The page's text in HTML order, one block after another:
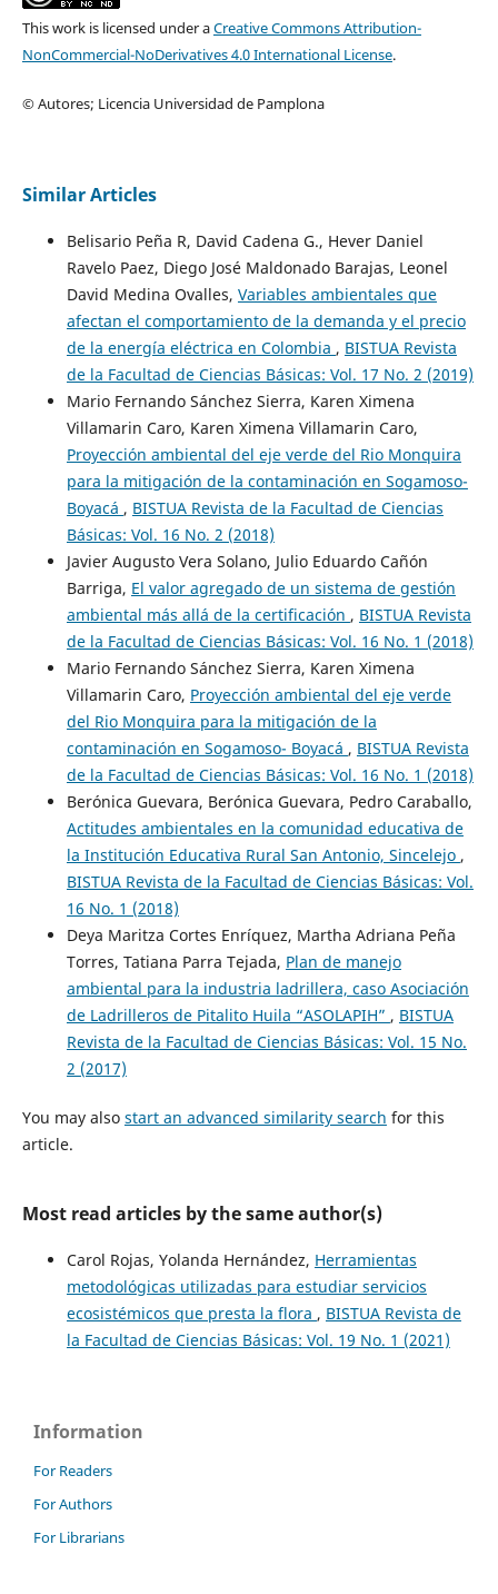
This work is licensed under aCreative Commons Attribution-
NonCommercial-NoDerivatives 4.0 International License.
© Autores; Licencia Universidad de Pamplona
Similar Articles
Belisario Peña R, David Cadena G., Hever Daniel
Ravelo Paez, Diego José Maldonado Barajas, Leonel
David Medina Ovalles, Variables ambientales que
afectan el comportamiento de la demanda y el precio
de la energía eléctrica en Colombia , BISTUA Revista
de la Facultad de Ciencias Básicas: Vol. 17 No. 2 (2019)
Mario Fernando Sánchez Sierra, Karen Ximena
Villamarin Caro, Karen Ximena Villamarin Caro,
Proyección ambiental del eje verde del Rio Monquira
para la mitigación de la contaminación en Sogamoso-
Boyacá , BISTUA Revista de la Facultad de Ciencias
Básicas: Vol. 16 No. 2 (2018)
Javier Augusto Vera Solano, Julio Eduardo Cañón
Barriga, El valor agregado de un sistema de gestión
ambiental más allá de la certificación , BISTUA Revista
de la Facultad de Ciencias Básicas: Vol. 16 No. 1 (2018)
Mario Fernando Sánchez Sierra, Karen Ximena
Villamarin Caro, Proyección ambiental del eje verde
del Rio Monquira para la mitigación de la
contaminación en Sogamoso- Boyacá , BISTUA Revista
de la Facultad de Ciencias Básicas: Vol. 16 No. 1 (2018)
Berónica Guevara, Berónica Guevara, Pedro Caraballo,
Actitudes ambientales en la comunidad educativa de
la Institución Educativa Rural San Antonio, Sincelejo ,
BISTUA Revista de la Facultad de Ciencias Básicas: Vol.
16 No. 1 (2018)
Deya Maritza Cortes Enríquez, Martha Adriana Peña
Torres, Tatiana Parra Tejada, Plan de manejo
ambiental para la industria ladrillera, caso Asociación
de Ladrilleros de Pitalito Huila “ASOLAPIH” , BISTUA
Revista de la Facultad de Ciencias Básicas: Vol. 15 No.
2 (2017)
You may also start an advanced similarity search for this
article.
Most read articles by the same author(s)
Carol Rojas, Yolanda Hernández, Herramientas
metodológicas utilizadas para estudiar servicios
ecosistémicos que presta la flora , BISTUA Revista de
la Facultad de Ciencias Básicas: Vol. 19 No. 1 (2021)
Information
For Readers
For Authors
For Librarians